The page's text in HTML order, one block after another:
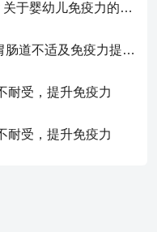
宝宝总生病就是免疫力低下？关于婴幼儿免疫力的真相，家长必须了解！
宝宝喂养难题：奶粉喂养与胃肠道不适及免疫力提升的奥秘
耐受，提升免疫力
耐受，提升免疫力